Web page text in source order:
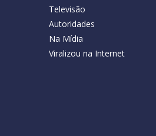
Televisão
Autoridades
Na Mídia
Viralizou na Internet